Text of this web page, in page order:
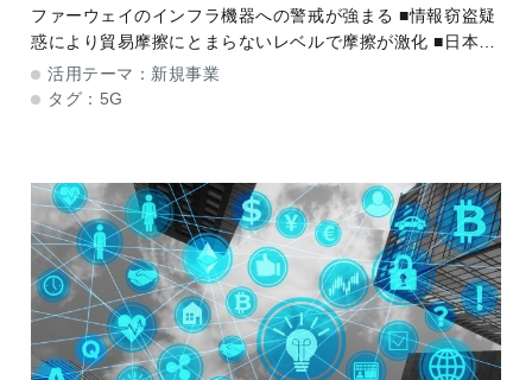
ファーウェイのインフラ機器への警戒が強まる ■情報窃盗疑
惑により貿易摩擦にとまらないレベルで摩擦が激化 ■日本へ
の影響は？通信事業者に求められる高度なセキュリティ管理
■国内導入にあた
活用テーマ： 新規事業
タグ： 5G